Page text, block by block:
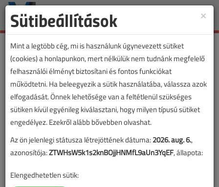
Toggle
×
Sütibeállítások
Mint a legtöbb cég, mi is használunk úgynevezett sütiket
(cookies) a honlapunkon, mert nélkülük nem tudnánk megfelelő
felhasználói élményt biztosítani és fontos funkciókat
működtetni. Ha beleegyezik a sütik használatába, válassza azok
elfogadását. Önnek lehetősége van a feltétlenül szükséges
sütiken kívül egyénileg kiválasztani, hogy milyen típusú sütiket
engedélyez. Ezekről alább bővebben olvashat.
Az ön jelenlegi státusza létrejöttének dátuma:2026. aug. 6.,
azonosítója:ZTWHsW5k1s2knBOjjHNMfL9aUn3YqEF, állapota:
Elengedhetetlen sütik: